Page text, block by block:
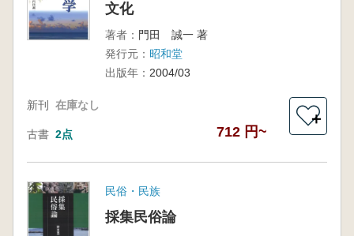
文化
著者： 門田 誠一 著
発行元： 昭和堂
出版年： 2004/03
新刊 在庫なし
古書 2点 712 円~
＋
民俗・民族
採集民俗論